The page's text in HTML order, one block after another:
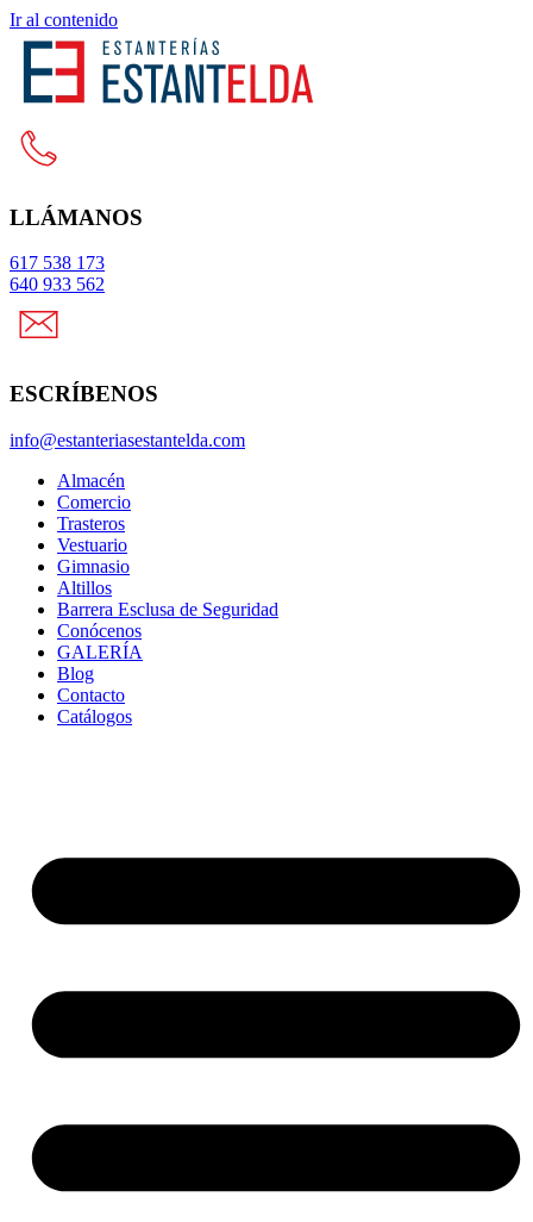
Ir al contenido
LLÁMANOS
617 538 173
640 933 562
ESCRÍBENOS
info@estanteriasestantelda.com
Almacén
Comercio
Trasteros
Vestuario
Gimnasio
Altillos
Barrera Esclusa de Seguridad
Conócenos
GALERÍA
Blog
Contacto
Catálogos